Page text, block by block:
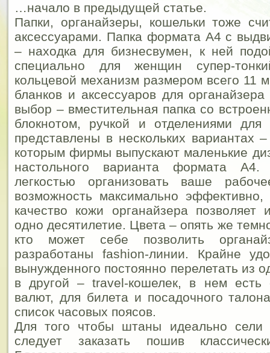
…начало в предыдущей статье.
Папки, органайзеры, кошельки тоже
аксессуарами. Папка формата А4 с
– находка для бизнесвумен, к ней
специально для женщин супер-
кольцевой механизм размером всего 11
бланков и аксессуаров для
выбор – вместительная папка со
блокнотом, ручкой и отделениями для
представлены в нескольких вариантах
которым фирмы выпускают маленькие
настольного варианта формата
легкостью организовать ваше
возможность максимально
качество кожи органайзера позволяет
одно десятилетие. Цвета – опять же
кто может себе позволить
разработаны fashion-линии. Крайне
вынужденного постоянно перелетать из
в другой – travel-кошелек, в нем есть
валют, для билета и посадочного
список часовых поясов.
Для того чтобы штаны идеально сели
следует заказать пошив